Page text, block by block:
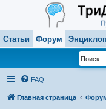
Статьи Форум
FAQ
Главная страница